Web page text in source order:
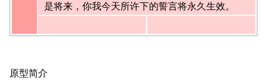
是将来，你我今天所许下的誓言将永久生效。
原型简介